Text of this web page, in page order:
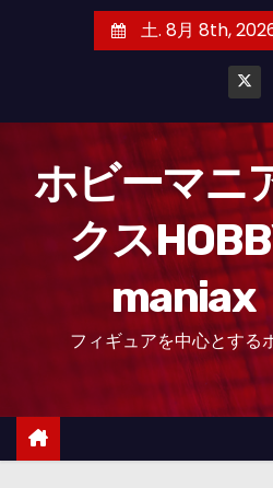
土. 8月 8th,
ホビーマニ
クス
maniax
フィギュアを中心とする